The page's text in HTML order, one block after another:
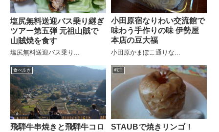
塩尻無料送迎バス乗り継ぎ
ツアー第五弾 元祖山賊で
山賊焼を食す
塩尻無料送迎バス乗り...
小田原宿なりわい交流館で
味わう手作りの味 伊勢屋
本店の豆大福
小田原かまぼこ通りな...
食べ歩き
飛騨牛串焼きと飛騨牛コロ
料理
STAUBで焼きリンゴ！